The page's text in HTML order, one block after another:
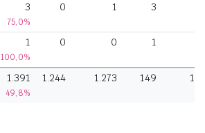
3
75,0%
0 1 3
1
100,0%
0 0 1
1.391
49,8%
1.244 1.273 149